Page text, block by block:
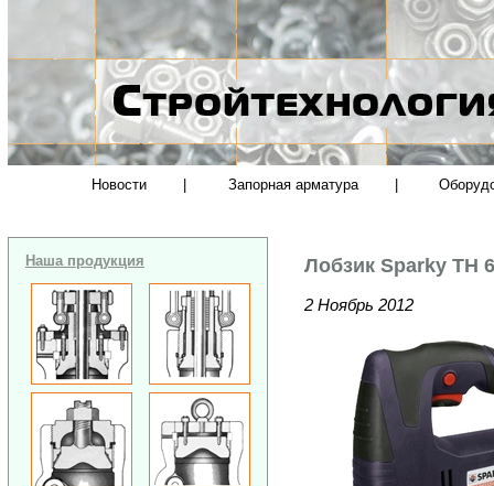
Новости Запорная арматура
Наша продукция Лобзик Sparky TH
2 Ноябрь 2012